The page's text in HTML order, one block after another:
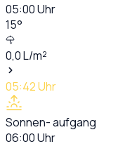
05:00Uhr
15°
0,0L/m²
05:42Uhr
Sonnen- aufgang
06:00Uhr